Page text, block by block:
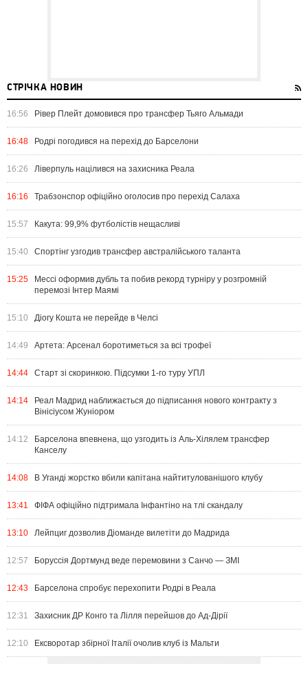
СТРІЧКА НОВИН
16:56 Рівер Плейт домовився про трансфер Тьяго Альмади
16:48 Родрі погодився на перехід до Барселони
16:26 Ліверпуль націлився на захисника Реала
16:16 Трабзонспор офіційно оголосив про перехід Салаха
15:57 Какута: 99,9% футболістів нещасливі
15:40 Спортінг узгодив трансфер австралійського таланта
15:25
Мессі оформив дубль та побив рекорд турніру у розгромній
перемозі Інтер Маямі
15:10 Діогу Кошта не перейде в Челсі
14:49 Артета: Арсенал боротиметься за всі трофеї
14:44 Старт зі скоринкою. Підсумки 1-го туру УПЛ
14:14
Реал Мадрид наближається до підписання нового контракту з
Вінісіусом Жуніором
14:12
Барселона впевнена, що узгодить із Аль-Хілялем трансфер
Канселу
14:08 В Уганді жорстко вбили капітана найтитулованішого клубу
13:41 ФІФА офіційно підтримала Інфантіно на тлі скандалу
13:10 Лейпциг дозволив Діоманде вилетіти до Мадрида
12:57 Боруссія Дортмунд веде перемовини з Санчо — ЗМІ
12:43 Барселона спробує перехопити Родрі в Реала
12:31 Захисник ДР Конго та Лілля перейшов до Ад-Дірії
12:10 Ексворотар збірної Італії очолив клуб із Мальти